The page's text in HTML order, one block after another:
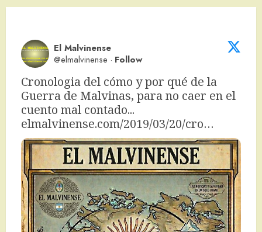
El Malvinense
@elmalvinense · Follow
Cronologia del cómo y por qué de la
Guerra de Malvinas, para no caer en el
elmalvinense.com/2019/03/20/cro…